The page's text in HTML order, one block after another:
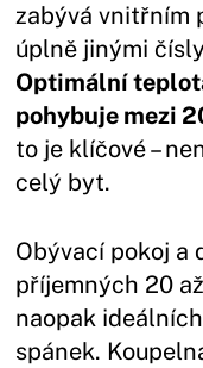
zabývá vnitřním
úplně jinými
Optimální
pohybuje mezi
to je klíčové –
celý byt.
Obývací pokoj a
příjemných 20
naopak
spánek.